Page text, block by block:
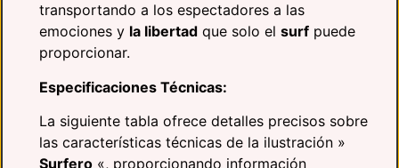
transportando a los espectadores a las
emociones y la libertad que solo el surf puede
proporcionar.
Especificaciones Técnicas:
La siguiente tabla ofrece detalles precisos sobre
las características técnicas de la ilustración »
Surfero «, proporcionando información